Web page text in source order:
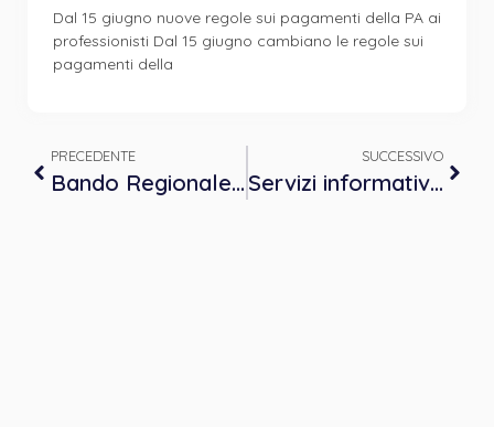
Dal 15 giugno nuove regole sui pagamenti della PA ai
professionisti Dal 15 giugno cambiano le regole sui
pagamenti della
PRECEDENTE
Bando Regionale (Azienda Zero) per il conferimento di Contratti Libero Professionali
SUCCESSIVO
Servizi informativi su bandi e offerte di lavoro – marzo 2023